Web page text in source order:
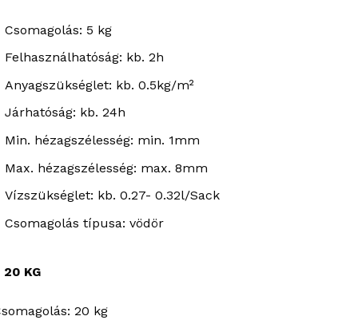
Csomagolás: 5 kg
Felhasználhatóság: kb. 2h
Anyagszükséglet: kb. 0.5kg/m²
Járhatóság: kb. 24h
Min. hézagszélesség: min. 1mm
Max. hézagszélesség: max. 8mm
Vízszükséglet: kb. 0.27- 0.32l/Sack
Csomagolás típusa: vödör
20 KG
20 kg